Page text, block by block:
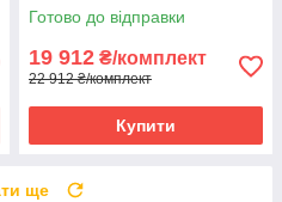
Готово до відправки
19 912 ₴/комплект
22 912 ₴/комплект
Купити
ще